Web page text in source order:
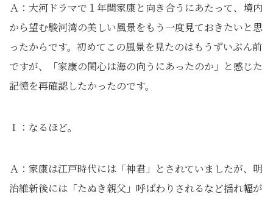
Ａ：大河ドラマで１年間家康と向き合うにあたって、境内
から望む駿河湾の美しい風景をもう一度見ておきたいと思
ったからです。初めてこの風景を見たのはもうずいぶん前
ですが、「家康の関心は海の向うにあったのか」と感じた
記憶を再確認したかったのです。
Ｉ：なるほど。
Ａ：家康は江戸時代には「神君」とされていましたが、明
治維新後には「たぬき親父」呼ばわりされるなど揺れ幅が